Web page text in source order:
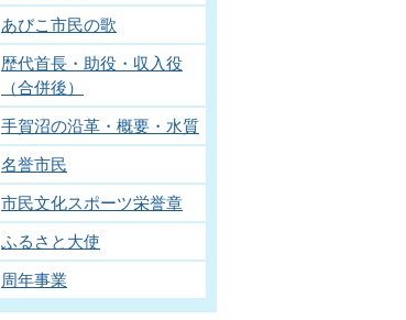
あびこ市民の歌
歴代首長・助役・収入役
（合併後）
手賀沼の沿革・概要・水質
名誉市民
市民文化スポーツ栄誉章
ふるさと大使
周年事業